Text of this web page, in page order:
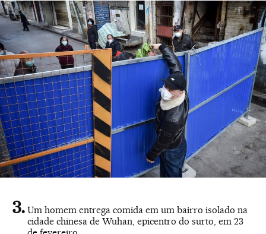
Um homem entrega comida em um bairro isolado na
cidade chinesa de Wuhan, epicentro do surto, em 23